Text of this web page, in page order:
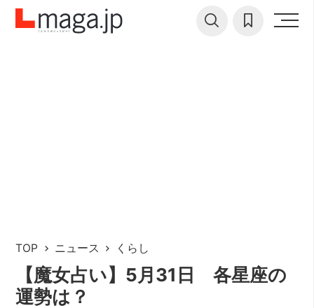
TOP ニュース くらし
【魔女占い】5月31日 各星座の
運勢は？